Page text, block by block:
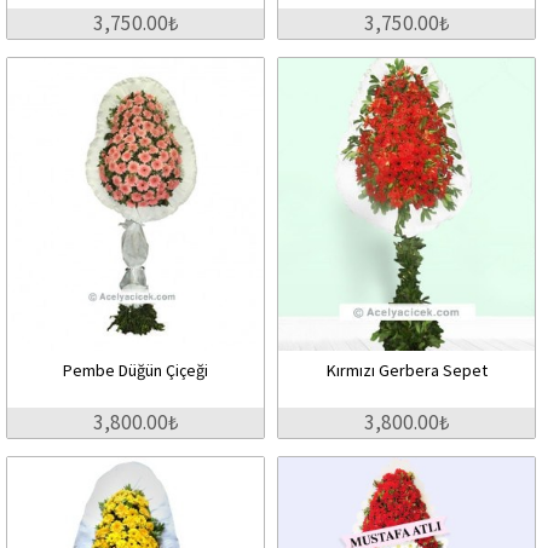
3,750.00₺ 3,750.00₺
Pembe Düğün Çiçeği
3,800.00₺
Kırmızı Gerbera Sepet
3,800.00₺